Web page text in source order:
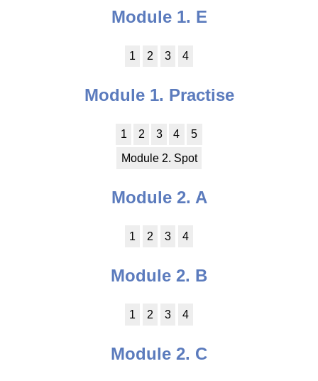
Module 1. E
1 2 3 4
Module 1. Practise
1 2 3 4
5
Module 2. Spot
Module 2. A
1 2 3 4
Module 2. B
1 2 3 4
Module 2. C